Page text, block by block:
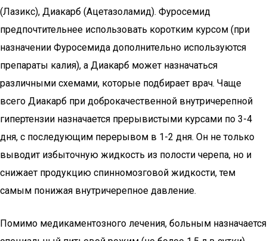
(Лазикс), Диакарб (Ацетазоламид). Фуросемид
предпочтительнее использовать коротким курсом (при
назначении Фуросемида дополнительно используются
препараты калия), а Диакарб может назначаться
различными схемами, которые подбирает врач. Чаще
всего Диакарб при доброкачественной внутричерепной
гипертензии назначается прерывистыми курсами по 3-4
дня, с последующим перерывом в 1-2 дня. Он не только
выводит избыточную жидкость из полости черепа, но и
снижает продукцию спинномозговой жидкости, тем
самым понижая внутричерепное давление.
Помимо медикаментозного лечения, больным назначается